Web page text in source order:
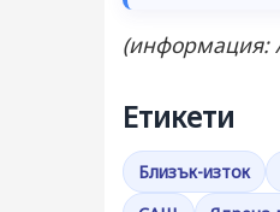
(информация:
Етикети
Близък-изток